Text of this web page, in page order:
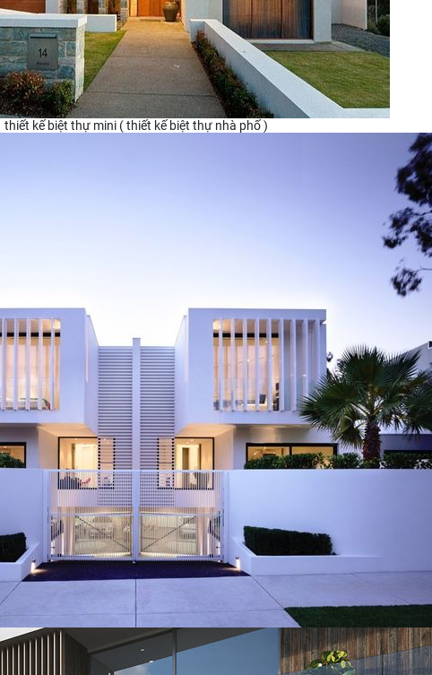
thiết kế biệt thự mini ( thiết kế biệt thự nhà phố )